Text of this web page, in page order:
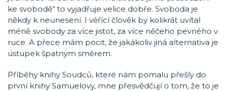
ke svobodě“ to vyjadřuje velice dobře. Svoboda je
někdy k neunesení. I věřící člověk by kolikrát uvítal
méně svobody za více jistot, za více něčeho pevného v
ruce. A přece mám pocit, že jakákoliv jiná alternativa je
ústupek špatným směrem.
Příběhy knihy Soudců, které nám pomalu přešly do
první knihy Samuelovy, mne přesvědčují o tom, že to je